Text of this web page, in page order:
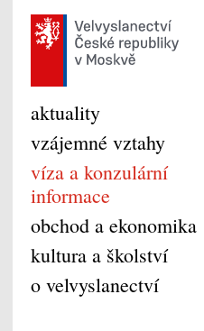
aktuality
vzájemné vztahy
víza a konzulární
informace
obchod a ekonomika
kultura a školství
o velvyslanectví